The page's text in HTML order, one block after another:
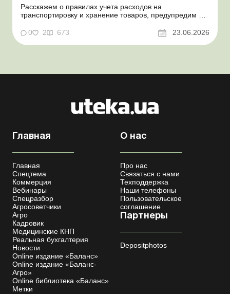
Расскажем о правилах учета расходов на
транспортировку и хранение товаров, предупредим о
нормативное обоснование. Проблемные расходы:
налоговые риски и судебная практика Казалось бы, в
этом вопросе неоднозначности быть не может. Но, как
0 2 673 23.06.2026
Главная
Главная
Спецтема
Коммерция
Вебинары
Спецразбор
Агросоветчики
Агро
Кадровик
Медицинские КНП
Реальная бухгалтерия
Новости
Online издание «Баланс»
Online издание «Баланс-
Агро»
Online библиотека «Баланс»
Метки
О нас
Про нас
Связаться с нами
Техподдержка
Наши телефоны
Пользовательское
соглашение
Партнеры
Depositphotos